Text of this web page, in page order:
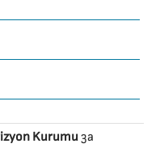
Kurumuза